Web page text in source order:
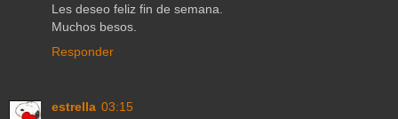
Les deseo feliz fin de semana.
Muchos besos.
Responder
estrella 03:15